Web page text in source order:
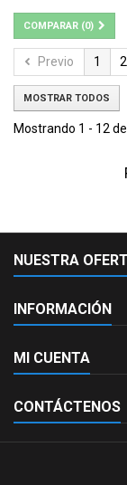
COMPARAR (0)
Previo 1 2
MOSTRAR TODOS
Mostrando 1 - 12
NUESTRA
INFORMACIÓN
MI CUENTA
CONTÁCTENOS